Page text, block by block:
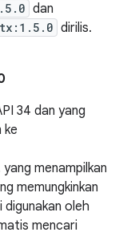
dan
dirilis.
34 dan yang
ke
yang menampilkan
memungkinkan
digunakan oleh
mencari